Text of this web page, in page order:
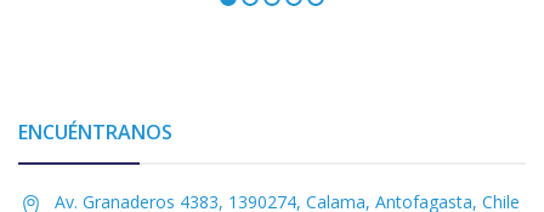
ENCUÉNTRANOS
Av. Granaderos 4383, 1390274, Calama, Antofagasta, Chile